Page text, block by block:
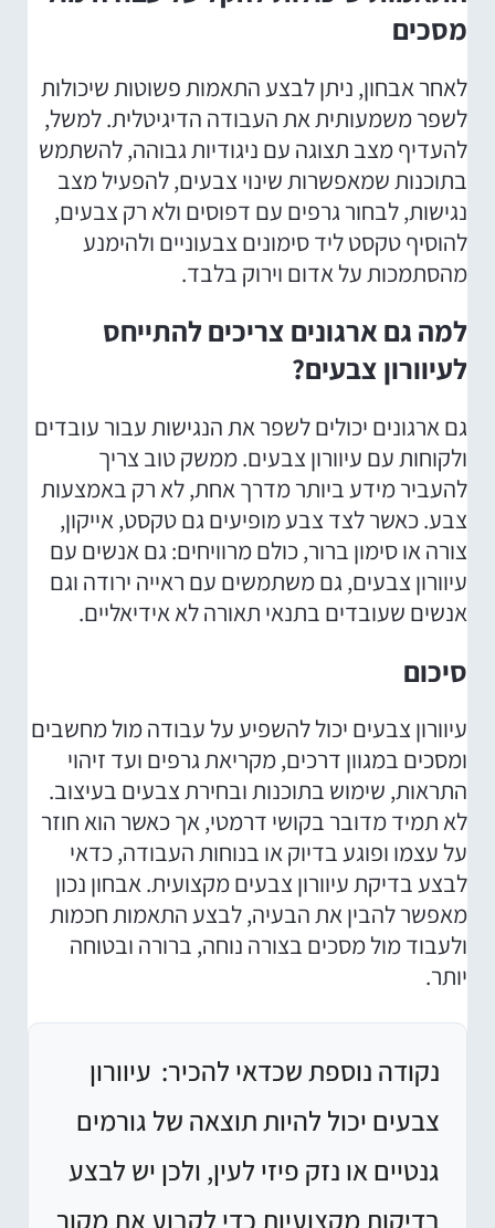
מסכים
לאחר אבחון, ניתן לבצע התאמות פשוטות שיכולות
לשפר משמעותית את העבודה הדיגיטלית. למשל,
להעדיף מצב תצוגה עם ניגודיות גבוהה, להשתמש
בתוכנות שמאפשרות שינוי צבעים, להפעיל מצב
נגישות, לבחור גרפים עם דפוסים ולא רק צבעים,
להוסיף טקסט ליד סימונים צבעוניים ולהימנע
מהסתמכות על אדום וירוק בלבד.
למה גם ארגונים צריכים להתייחס
לעיוורון צבעים?
גם ארגונים יכולים לשפר את הנגישות עבור עובדים
ולקוחות עם עיוורון צבעים. ממשק טוב צריך
להעביר מידע ביותר מדרך אחת, לא רק באמצעות
צבע. כאשר לצד צבע מופיעים גם טקסט, אייקון,
צורה או סימון ברור, כולם מרוויחים: גם אנשים עם
עיוורון צבעים, גם משתמשים עם ראייה ירודה וגם
אנשים שעובדים בתנאי תאורה לא אידיאליים.
סיכום
עיוורון צבעים יכול להשפיע על עבודה מול מחשבים
ומסכים במגוון דרכים, מקריאת גרפים ועד זיהוי
התראות, שימוש בתוכנות ובחירת צבעים בעיצוב.
לא תמיד מדובר בקושי דרמטי, אך כאשר הוא חוזר
על עצמו ופוגע בדיוק או בנוחות העבודה, כדאי
לבצע בדיקת עיוורון צבעים מקצועית. אבחון נכון
מאפשר להבין את הבעיה, לבצע התאמות חכמות
ולעבוד מול מסכים בצורה נוחה, ברורה ובטוחה
יותר.
נקודה נוספת שכדאי להכיר: עיוורון
צבעים יכול להיות תוצאה של גורמים
גנטיים או נזק פיזי לעין, ולכן יש לבצע
בדיקות מקצועיות כדי לקבוע את מקור